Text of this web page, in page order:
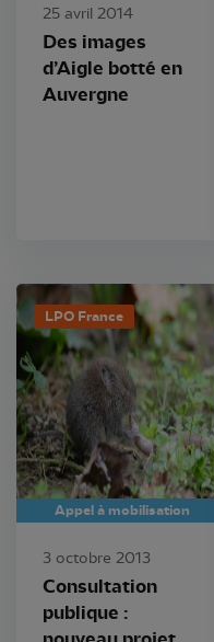
25 avril 2014
Des images
d’Aigle botté en
Auvergne
LPO France
Appel à mobilisation
3 octobre 2013
Consultation
publique :